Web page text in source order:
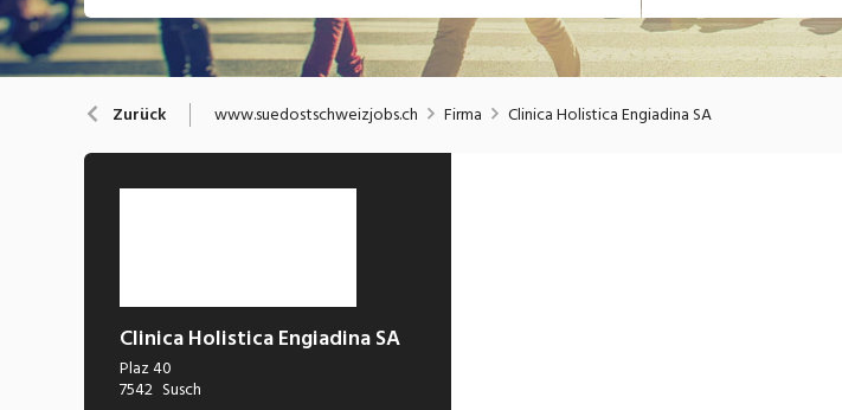
Zurück www.suedostschweizjobs.ch Firma Clinica Holistica Engiadina SA
Clinica Holistica Engiadina SA
Plaz 40
7542 Susch